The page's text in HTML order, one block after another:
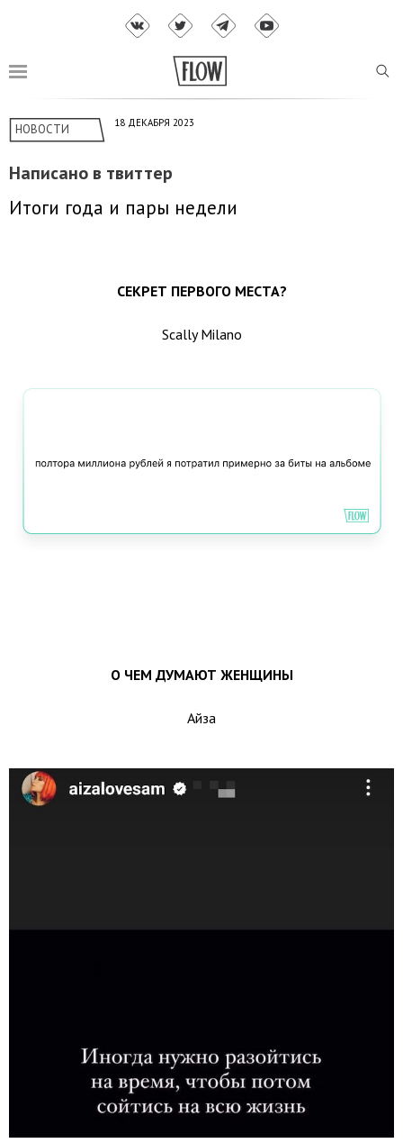
НОВОСТИ 18 ДЕКАБРЯ 2023
Написано в твиттер
Итоги года и пары недели
СЕКРЕТ ПЕРВОГО МЕСТА?
Scally Milano
О ЧЕМ ДУМАЮТ ЖЕНЩИНЫ
Айза